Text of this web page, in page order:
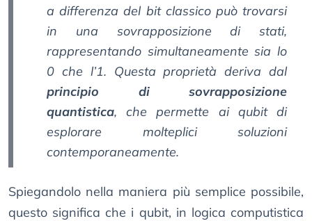
a differenza del bit classico può trovarsi
in una sovrapposizione di stati,
rappresentando simultaneamente sia lo
0 che l’1. Questa proprietà deriva dal
principio di sovrapposizione
quantistica, che permette ai qubit di
esplorare molteplici soluzioni
contemporaneamente.
Spiegandolo nella maniera più semplice possibile,
questo significa che i qubit, in logica computistica